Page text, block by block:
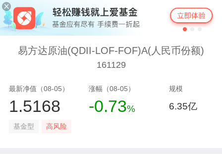
易方达原油(QDII-LOF-FOF)A(人民币份额)
161129
最新净值（08-05）
1.5168
涨幅（08-05）
-0.73%
规模
6.35亿
基金型 高风险